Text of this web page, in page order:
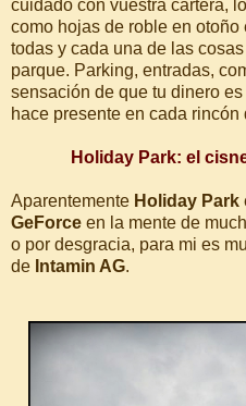
cuidado con vuestra cartera,
como hojas de roble en
todas y cada una de las
parque. Parking, entradas,
sensación de que tu dinero
hace presente en cada rincón
Holiday Park: el
Aparentemente Holiday Park
GeForce en la mente de
o por desgracia, para mi es
de Intamin AG.